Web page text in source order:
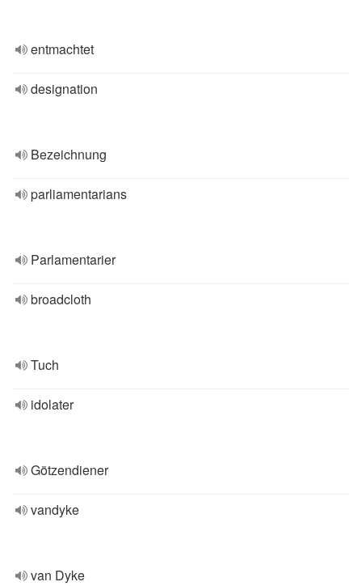
entmachtet
designation
Bezeichnung
parliamentarians
Parlamentarier
broadcloth
Tuch
idolater
Götzendiener
vandyke
van Dyke